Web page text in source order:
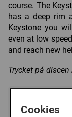
Cookies
course. The
has a deep rim
Keystone you
even at low
and reach new
Trycket på